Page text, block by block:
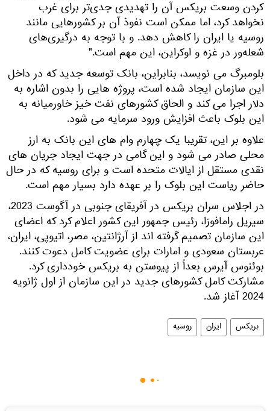
کردن وسعت بریکس آن را تهدیدی جدی‌تر برای غرب
نخواهد کرد، اما ممکن است نفوذ آن بر کشورهایی مانند
روسیه یا ایران را کاهش دهد. و با توجه به درگیری‌های
شعله‌ور در غزه و اوکراین، این مهم است."
بلومبرگ می نویسد، بنابراین، بانک توسعه جدید که در داخل
این سازمان ایجاد شده است، پروژه هایی را بدون اشاره به
دلار اجرا می کند و الحاق کشورهای نفت خیز خاورمیانه به
این بلوک باعث افزایش ورود سرمایه می شود.
علاوه بر این، تقریبا یک چهارم وام های این بانک به ارز
محلی صادر می شود و این گامی در جهت ایجاد جریان های
نقدی مستقل از ایالات متحده است و برای روسیه که در حال
حاضر ریاست این بلوک را بر عهده دارد بسیار مهم است.
در اجلاس سران بریکس در آفریقای جنوبی در آگوست 2023،
سیریل رامافوزا، رئیس جمهور این کشور اعلام کرد که اعضای
این سازمان تصمیم گرفته اند از آرژانتین، مصر، اتیوپی، ایران،
عربستان سعودی و امارات برای عضویت کامل دعوت کنند.
بوئنوس آیرس بعداً از پیوستن به بریکس خودداری کرد.
مشارکت کامل کشورهای جدید در این سازمان از اول ژانویه
2024 آغاز شد.
بریکس ایران روسیه